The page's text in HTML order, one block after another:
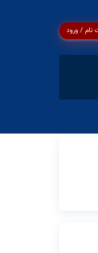
نام / ورود